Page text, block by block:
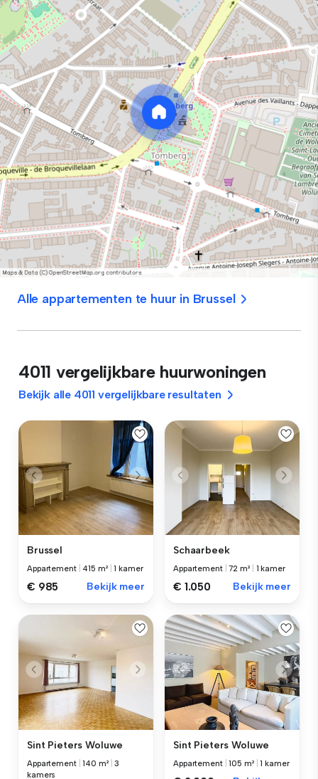
Alle appartementen te huur in Brussel
4011 vergelijkbare huurwoningen
Bekijk alle 4011 vergelijkbare resultaten
Brussel
Appartement 415 m² |1 kamer
€ 985 Bekijk meer
Schaarbeek
Appartement |72 m² 1 kamer
€ 1.050 Bekijk meer
Sint Pieters Woluwe
Appartement |140 m² |3
kamers
Sint Pieters Woluwe
Appartement |105 m² |1 kamer